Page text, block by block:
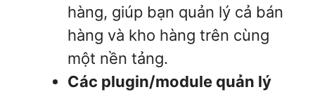
hàng, giúp bạn quản lý cả bán
hàng và kho hàng trên cùng
một nền tảng.
Các plugin/module quản lý